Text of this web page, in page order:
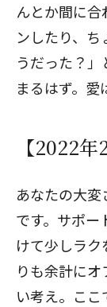
んとか間に
ンしたり、
うだった？
まるはず。愛
【2022
あなたの大変
です。サポー
けて少しラ
りも余計に
い考え。こ